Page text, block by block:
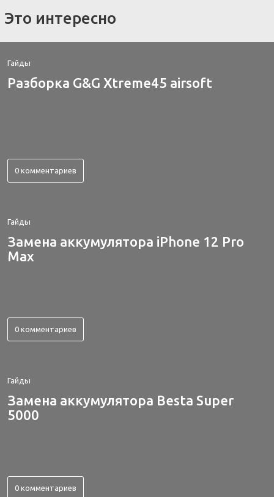
Это интересно
Гайды
Разборка G&G Xtreme45 airsoft
0 комментариев
Гайды
Замена аккумулятора iPhone 12 Pro
Max
0 комментариев
Гайды
Замена аккумулятора Besta Super
5000
0 комментариев